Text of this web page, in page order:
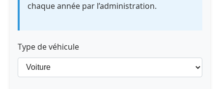
chaque année par l’administration.
Type de véhicule